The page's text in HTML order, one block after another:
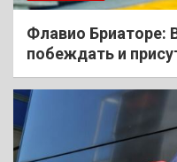
Флавио Бриаторе:
побеждать и